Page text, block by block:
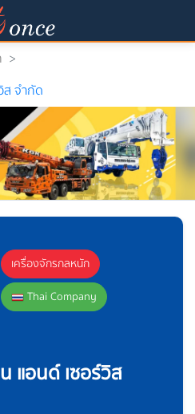
>
ส จำกัด
เครื่องจักรกลหนัก
Thai Company
แอนด์ เซอร์วิส